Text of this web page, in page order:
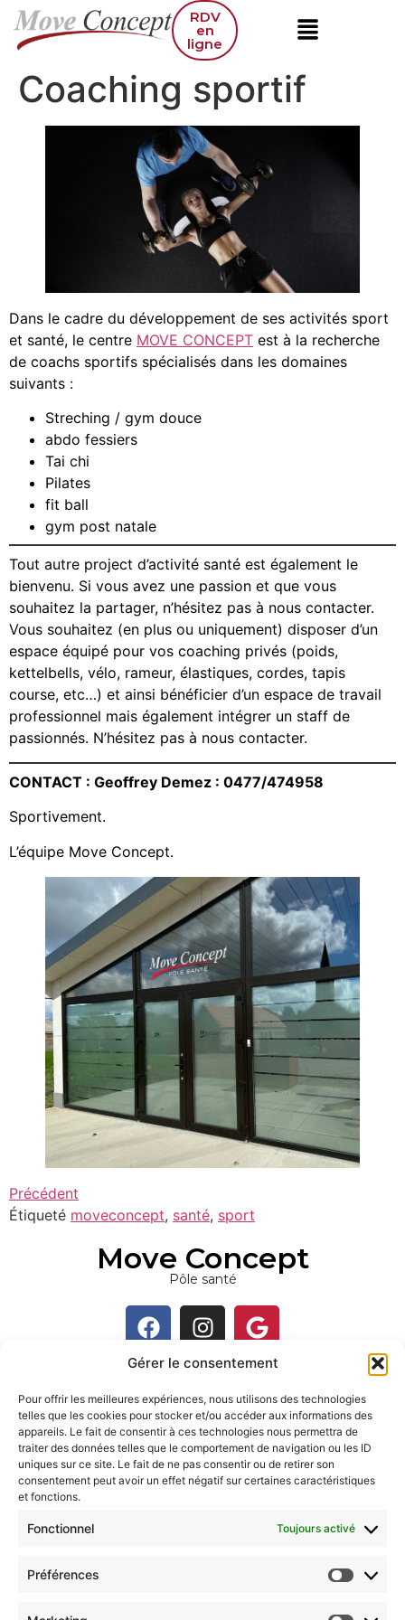
Gérer le consentement
Pour offrir les meilleures expériences, nous utilisons des technologies
telles que les cookies pour stocker et/ou accéder aux informations des
appareils. Le fait de consentir à ces technologies nous permettra de
traiter des données telles que le comportement de navigation ou les ID
uniques sur ce site. Le fait de ne pas consentir ou de retirer son
consentement peut avoir un effet négatif sur certaines caractéristiques
et fonctions.
Fonctionnel Toujours activé
Préférences
RDV
en
ligne
Coaching sportif
Dans le cadre du développement de ses activités sport
et santé, le centre MOVE CONCEPT est à la recherche
de coachs sportifs spécialisés dans les domaines
suivants :
Streching / gym douce
abdo fessiers
Tai chi
Pilates
fit ball
gym post natale
Tout autre project d’activité santé est également le
bienvenu. Si vous avez une passion et que vous
souhaitez la partager, n’hésitez pas à nous contacter.
Vous souhaitez (en plus ou uniquement) disposer d’un
espace équipé pour vos coaching privés (poids,
kettelbells, vélo, rameur, élastiques, cordes, tapis
course, etc…) et ainsi bénéficier d’un espace de travail
professionnel mais également intégrer un staff de
passionnés. N’hésitez pas à nous contacter.
CONTACT : Geoffrey Demez : 0477/474958
Sportivement.
L’équipe Move Concept.
Précédent
Étiqueté moveconcept, santé, sport
Move Concept
Pôle santé
Rue Alphonse Collette 19, 4910 Jehanster
+3287224822
contact@moveconcept.be
Accès rapide